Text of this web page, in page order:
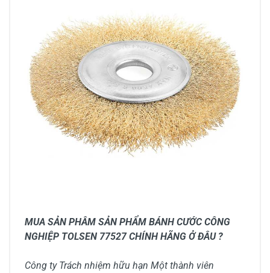
MUA SẢN PHÂM SẢN PHẨM BÁNH CƯỚC CÔNG
NGHIỆP TOLSEN 77527 CHÍNH HÃNG Ở ĐÂU ?
Công ty Trách nhiệm hữu hạn Một thành viên